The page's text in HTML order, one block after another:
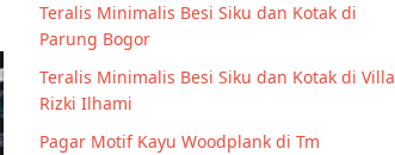
Teralis Minimalis Besi Siku dan Kotak di
Parung Bogor
Teralis Minimalis Besi Siku dan Kotak di Villa
Rizki Ilhami⁠
Pagar Motif Kayu Woodplank di Tm